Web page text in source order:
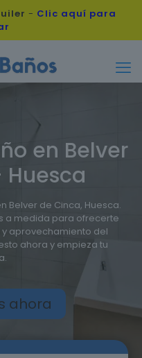
- Clic aquí para
en Belver
Belver de Cinca, Huesca.
a medida para ofrecerte
aprovechamiento del
ahora y empieza tu
ahora